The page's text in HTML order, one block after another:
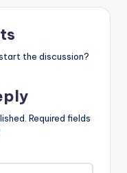
the discussion?
Required fields